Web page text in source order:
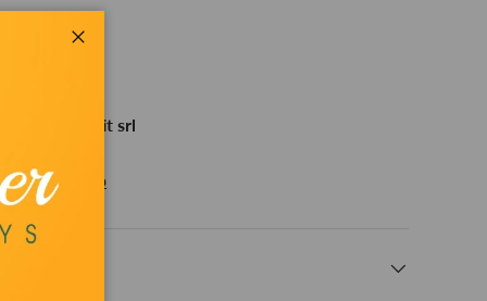
presso Bestit srl
ore
sul negozio